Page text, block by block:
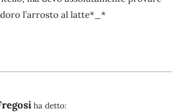
l’arrosto al latte*_*
ha detto: